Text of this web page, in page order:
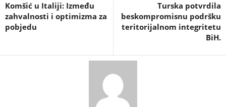
Komšić u Italiji: Između
zahvalnosti i optimizma za
pobjedu
Turska potvrdila
beskompromisnu podršku
teritorijalnom integritetu
BiH.